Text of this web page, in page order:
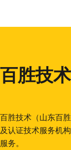
百胜技
百胜技术（山东百
及认证技术服务机
服务。